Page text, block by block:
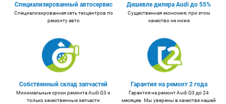
Специализированный автосервис
Специализированная сеть техцентров по
ремонту авто
Дешевле дилера Audi до 55%
Существенная экономия, при этом
качество не ниже
Собственный склад запчастей
Минимальные сроки ремонта Audi Q3 и
только качественные запчасти
Гарантия на ремонт 2 года
Гарантия на ремонт Audi Q3 до 24
месяцев. Мы уверены в качестве нашей